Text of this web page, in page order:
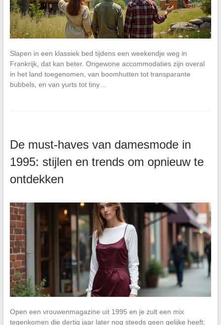
Slapen in een klassiek bed tijdens een weekendje weg in
Frankrijk, dat kan beter. Ongewone accommodaties zijn overal
in het land toegenomen, van boomhutten tot transparante
bubbels, en van yurts tot tiny…
De must-haves van damesmode in
1995: stijlen en trends om opnieuw te
ontdekken
Open een vrouwenmagazine uit 1995 en je zult een mix
tegenkomen die dertig jaar later nog steeds geen gelijke heeft: